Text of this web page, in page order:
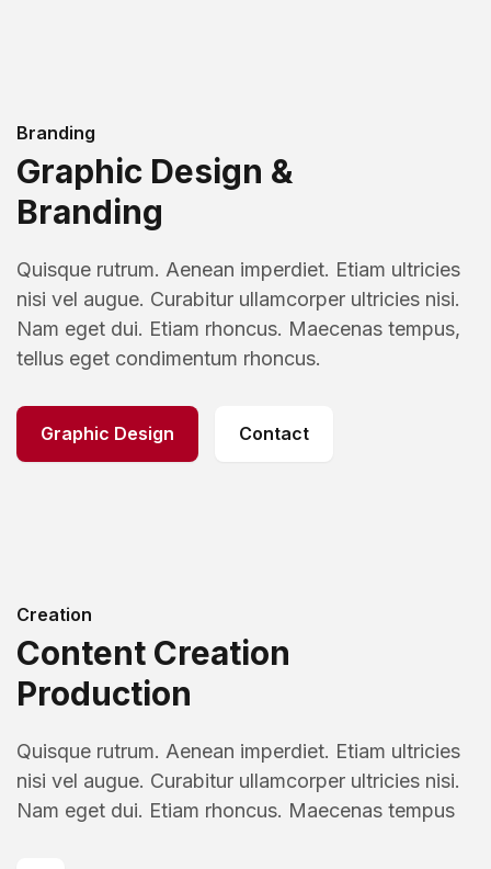
Branding
Graphic Design &
Branding
Quisque rutrum. Aenean imperdiet. Etiam ultricies
nisi vel augue. Curabitur ullamcorper ultricies nisi.
Nam eget dui. Etiam rhoncus. Maecenas tempus,
tellus eget condimentum rhoncus.
Graphic Design Contact
Creation
Content Creation
Production
Quisque rutrum. Aenean imperdiet. Etiam ultricies
nisi vel augue. Curabitur ullamcorper ultricies nisi.
Nam eget dui. Etiam rhoncus. Maecenas tempus